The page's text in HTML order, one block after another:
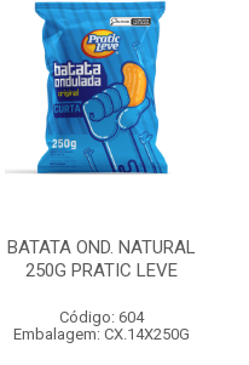
BATATA OND. NATURAL
250G PRATIC LEVE
Código: 604
Embalagem: CX.14X250G